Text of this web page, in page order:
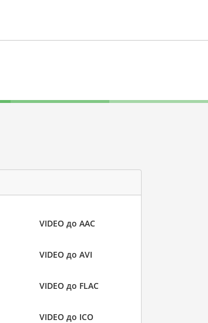
VIDEO до AAC
VIDEO до AVI
VIDEO до FLAC
VIDEO до ICO